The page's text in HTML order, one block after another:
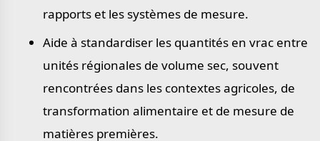
rapports et les systèmes de mesure.
Aide à standardiser les quantités en vrac entre
unités régionales de volume sec, souvent
rencontrées dans les contextes agricoles, de
transformation alimentaire et de mesure de
matières premières.